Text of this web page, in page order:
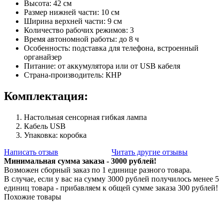
Высота: 42 см
Размер нижней части: 10 см
Ширина верхней части: 9 см
Количество рабочих режимов: 3
Время автономной работы: до 8 ч
Особенность: подставка для телефона, встроенный
органайзер
Питание: от аккумулятора или от USB кабеля
Страна-производитель: КНР
Комплектация:
Настольная сенсорная гибкая лампа
Кабель USB
Упаковка: коробка
Написать отзыв
Читать другие отзывы
Минимальная сумма заказа - 3000 рублей!
Возможен сборный заказ по 1 единице разного товара.
В случае, если у вас на сумму 3000 рублей получилось менее 5
единиц товара - прибавляем к общей сумме заказа 300 рублей!
Похожие товары